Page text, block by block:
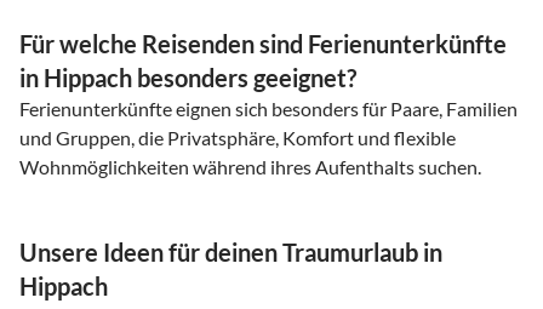
Für welche Reisenden sind Ferienunterkünfte
in Hippach besonders geeignet?
Ferienunterkünfte eignen sich besonders für Paare, Familien
und Gruppen, die Privatsphäre, Komfort und flexible
Wohnmöglichkeiten während ihres Aufenthalts suchen.
Unsere Ideen für deinen Traumurlaub in
Hippach